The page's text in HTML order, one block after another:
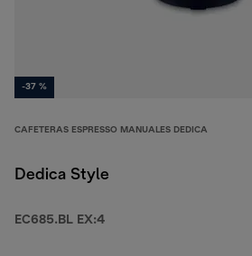
-37 %
CAFETERAS ESPRESSO MANUALES DEDICA
Dedica Style
EC685.BL EX:4